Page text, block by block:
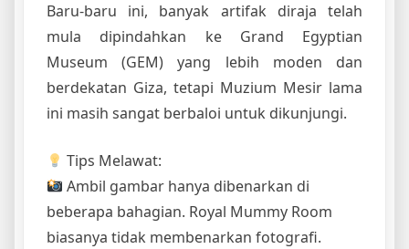
Baru-baru ini, banyak artifak diraja telah
mula dipindahkan ke Grand Egyptian
Museum (GEM) yang lebih moden dan
berdekatan Giza, tetapi Muzium Mesir lama
ini masih sangat berbaloi untuk dikunjungi.
Tips Melawat:
Ambil gambar hanya dibenarkan di
beberapa bahagian. Royal Mummy Room
biasanya tidak membenarkan fotografi.